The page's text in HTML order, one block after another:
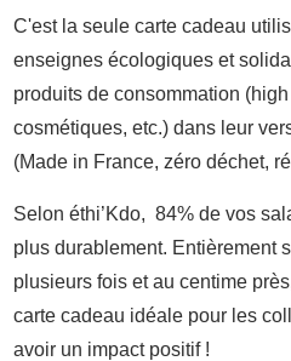
C'est la seule carte cadeau
enseignes écologiques et
produits de consommation
cosmétiques, etc.) dans leur
(Made in France, zéro déchet,
Selon éthi’Kdo, 84% de vos
plus durablement. Entièrement
plusieurs fois et au centime
carte cadeau idéale pour les
avoir un impact positif !